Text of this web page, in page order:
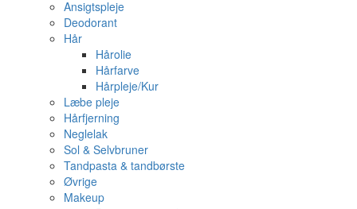
Ansigtspleje
Deodorant
Hår
Hårolie
Hårfarve
Hårpleje/Kur
Læbe pleje
Hårfjerning
Neglelak
Sol & Selvbruner
Tandpasta & tandbørste
Øvrige
Makeup